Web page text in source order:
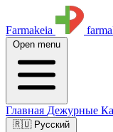
Farmakeia
Open menu
Главная Дежурные
🇷🇺 Русский